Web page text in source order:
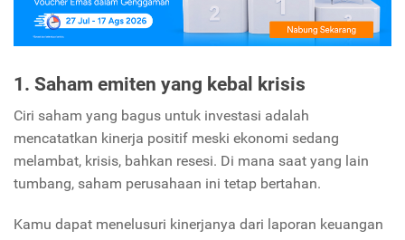
1. Saham emiten yang kebal krisis
Ciri saham yang bagus untuk investasi adalah
mencatatkan kinerja positif meski ekonomi sedang
melambat, krisis, bahkan resesi. Di mana saat yang lain
tumbang, saham perusahaan ini tetap bertahan.
Kamu dapat menelusuri kinerjanya dari laporan keuangan